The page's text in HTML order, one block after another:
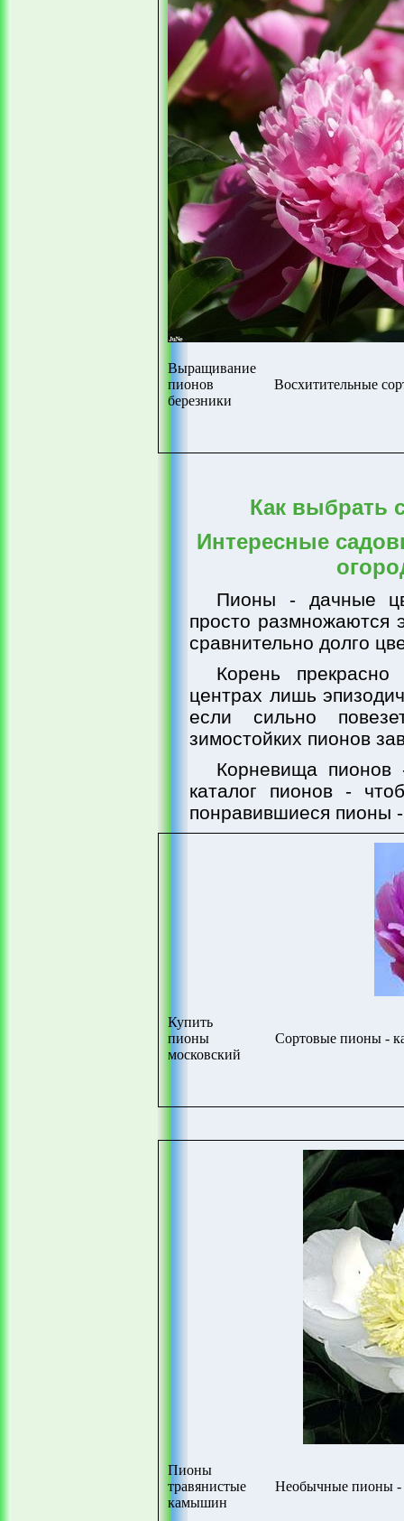
Выращивание
пионов
березники
Восхитительные
Как выбрать
Интересные
Пионы - дачные
просто размножаются
сравнительно долго
Корень
центрах лишь
если сильно
зимостойких пионов
Корневища пионов
каталог пионов -
понравившиеся пионы
Купить
пионы
московский
Сортовые пионы -
Пионы
травянистые
камышин
Необычные пионы -